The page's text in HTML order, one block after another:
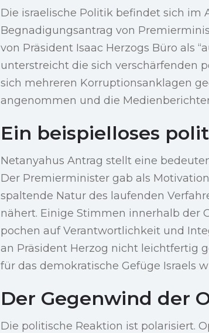
Die israelische Politik befindet sich im
Begnadigungsantrag von
von Präsident Isaac Herzogs Büro als
unterstreicht die sich verschärfenden
sich mehreren Korruptionsanklagen
angenommen und die
Ein beispielloses
Netanyahus Antrag stellt eine
Der Premierminister gab als
spaltende Natur des laufenden
nähert. Einige Stimmen innerhalb der
pochen auf Verantwortlichkeit und
an Präsident Herzog nicht leichtfertig
für das demokratische Gefüge Israels
Der Gegenwind der
Die politische Reaktion ist polarisiert.